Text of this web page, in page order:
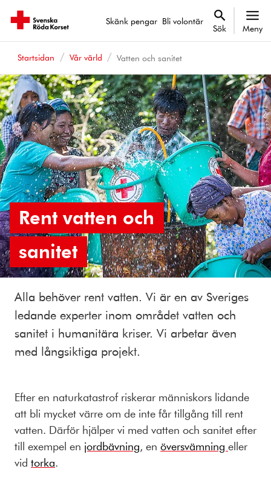
Skänk pengar Bli volontär
Sök Meny
Startsidan Vår värld Vatten och sanitet
Rent vatten och
sanitet
Alla behöver rent vatten. Vi är en av Sveriges
ledande experter inom området vatten och
sanitet i humanitära kriser. Vi arbetar även
med långsiktiga projekt.
Efter en naturkatastrof riskerar människors lidande
att bli mycket värre om de inte får tillgång till rent
vatten. Därför hjälper vi med vatten och sanitet efter
till exempel en jordbävning, en översvämning eller
vid torka.